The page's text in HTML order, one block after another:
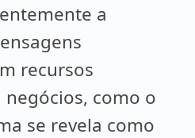
a
recursos
como o
se revela como